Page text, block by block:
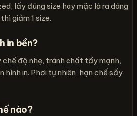
lấy đúng size hay mặc là ra dáng
giảm 1 size.
in bền?
chế độ nhẹ, tránh chất tẩy mạnh,
hình in. Phơi tự nhiên, hạn chế sấy
nào?